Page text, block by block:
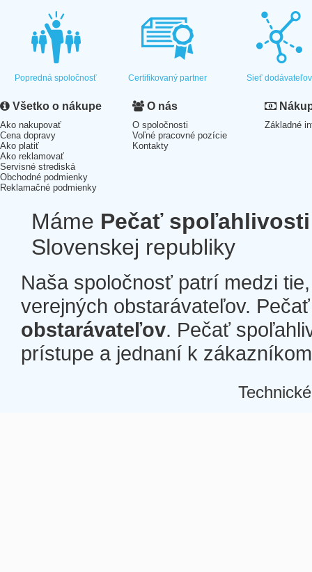
Popredná spoločnosť Certifikovaný partner Sieť dodávateľov
Všetko o nákupe
Ako nakupovať
Cena dopravy
Ako platiť
Ako reklamovať
Servisné strediská
Obchodné podmienky
Reklamačné podmienky
O nás
O spoločnosti
Voľné pracovné pozície
Kontakty
Základné
Máme Pečať spoľahlivosti
Slovenskej republiky
Naša spoločnosť patrí medzi
verejných obstarávateľov.
obstarávateľov. Pečať
prístupe a jednaní k